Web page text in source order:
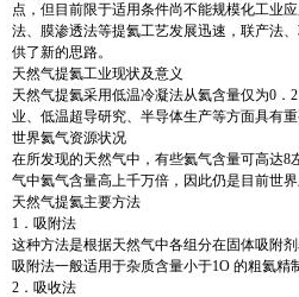
点，但目前限于适用条件尚不能规模化工业
法、膜渗透法等提氦工艺发展迅速，联产法
供了新的思路。
天然气提氦工业现状及意义
天然气提氦采用低温冷凝法从氦含量仅为0
业、低温超导研究、半导体生产等方面具有
世界氦气资源状况
在所发现的天然气中，有些氦气含量可高达
气中氦气含量高上千万倍，因此仍是目前世
天然气提氦主要方法
1．吸附法
这种方法是根据天然气中各组分在固体吸附
吸附法一般适用于杂质含量小于1O 的粗氦精
2．吸收法